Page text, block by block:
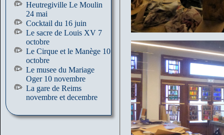
Heutregiville Le Moulin
24 mai
Cocktail du 16 juin
Le sacre de Louis XV 7
octobre
Le Cirque et le Manège 10
octobre
Le musee du Mariage
Oger 10 novembre
La gare de Reims
novembre et decembre